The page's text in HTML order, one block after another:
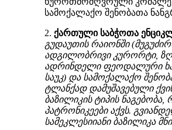
სამოქალაქო შენობათა
2. ქართული საბჭოთა
გუდაუთის რაიონში
ადგილობრივი კურორტი,
ადრინდელი ფეოდალური
საუკ) და სამოქალაქო
ტლანქად დამუშავებული
ბაზილიკის ტიპის
პატრონიკეები აქვს.
სამეკლესიიანი ბაზილიკა